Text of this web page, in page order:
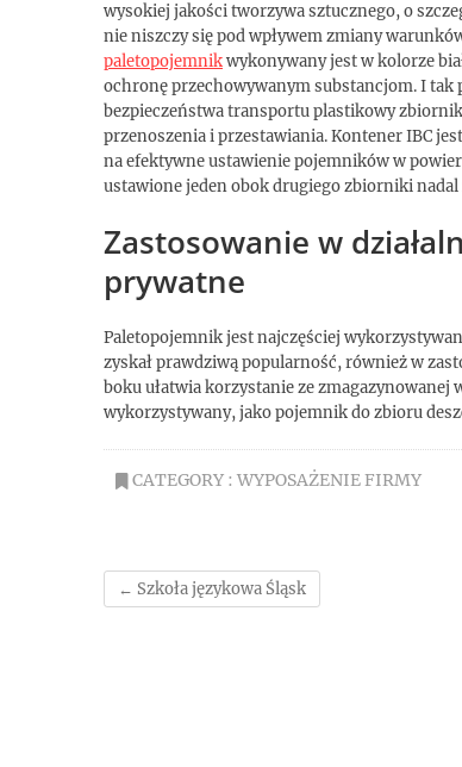
wysokiej jakości tworzywa sztucznego, o
nie niszczy się pod wpływem zmiany
paletopojemnikwykonywany jest w kolorze
ochronę przechowywanym substancjom. I
bezpieczeństwa transportu plastikowy
przenoszenia i przestawiania. Kontener IBC
na efektywne ustawienie pojemników w
ustawione jeden obok drugiego zbiorniki
Zastosowanie w
prywatne
Paletopojemnik jest najczęściej
zyskał prawdziwą popularność, również w
boku ułatwia korzystanie ze zmagazynowanej
wykorzystywany, jako pojemnik do zbioru
CATEGORY : WYPOSAŻENIE FIRMY
← Szkoła językowa Śląsk